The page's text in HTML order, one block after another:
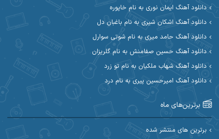
آیت احمدنژاد
ابراهیم شمس ابوالحسن جاویدان
ابی حسینی
احسان آیینفر
احسان امیدوار
احسان حیدری احسان دریادل
دانلود آهنگ ایمان نوری به نام خاپوره
دانلود آهنگ اشکان شیری به نام باغبان دل
دانلود آهنگ حامد میری به نام شوتی سوارل
دانلود آهنگ حسین صفامنش به نام گلریزان
دانلود آهنگ شهاب ملکیان به نام تو زرد
دانلود آهنگ امیرحسین پیری به نام درد
برترین‌های ماه
برترین های منتشر شده